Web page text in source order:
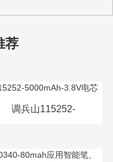
荐
调兵山115252-